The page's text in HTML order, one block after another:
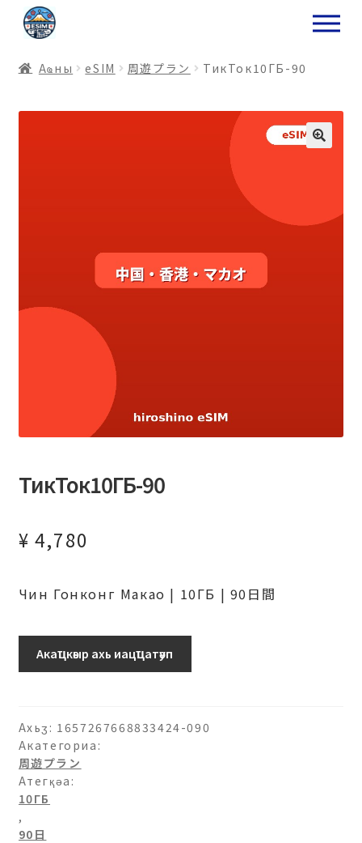
ナ
ビ
ー
ョ
コ
ン
ン
ス
Аҩны еSIM 周遊プラン ТикТок10ГБ-90
ТикТок10ГБ-90
¥ 4,780
Чин Гонконг Макао | 10ГБ | 90日間
Акаҵкәыр ахь иацҵатәуп
Ахьӡ: 1657267668833424-090
Акатегориа:
周遊プラン
Атегқәа:
10ГБ
,
90日